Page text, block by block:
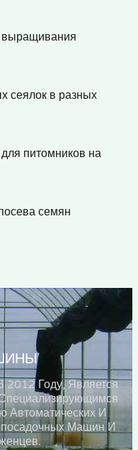
выращивания
сеялок в разных
питомников на
семян
2012 Году, Является
Автоматических И
Машин И